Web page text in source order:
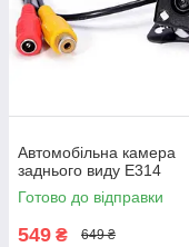
Автомобільна камера
заднього виду E314
Готово до відправки
549 ₴ 649 ₴